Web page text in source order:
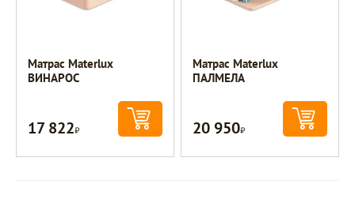
Матрас Materlux
ВИНАРОС
17 822Р
Матрас Materlux
ПАЛМЕЛА
20 950Р